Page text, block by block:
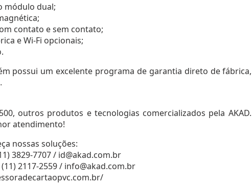
módulo dual;
contato e sem contato;
e Wi-Fi opcionais;
possui um excelente programa de garantia direto de
outros produtos e tecnologias comercializados pela
atendimento!
nossas soluções:
3829-7707 / id@akad.com.br
2117-2559 / info@akad.com.br